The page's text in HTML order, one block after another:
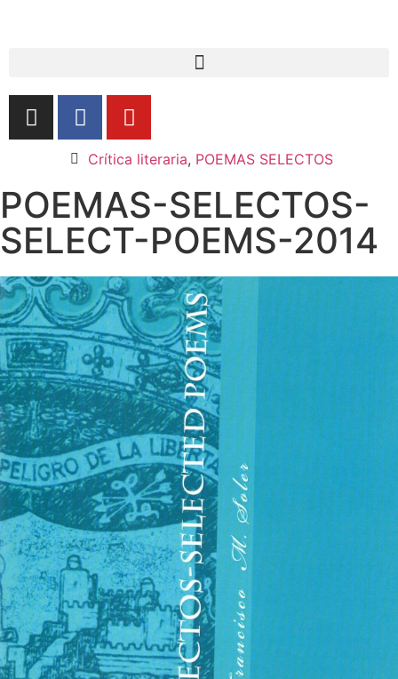
Crítica literaria, POEMAS SELECTOS
POEMAS-SELECTOS-
SELECT-POEMS-2014